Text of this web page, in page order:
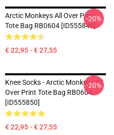
Arctic Monkeys All Over Print
Tote Bag RB0604 [ID555848]
€ 22,95 - € 27,55
-20%
Knee Socks - Arctic Monkeys All
Over Print Tote Bag RB0604
[ID555850]
€ 22,95 - € 27,55
-20%